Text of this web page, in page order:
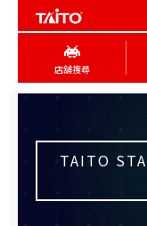
店舖搜尋
TAITO